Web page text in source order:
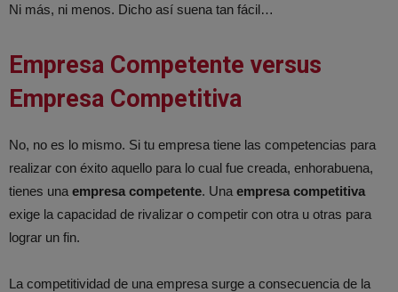
Ni más, ni menos. Dicho así suena tan fácil…
Empresa Competente versus
Empresa Competitiva
No, no es lo mismo. Si tu empresa tiene las competencias para
realizar con éxito aquello para lo cual fue creada, enhorabuena,
tienes una empresa competente. Una empresa competitiva
exige la capacidad de rivalizar o competir con otra u otras para
lograr un fin.
La competitividad de una empresa surge a consecuencia de la